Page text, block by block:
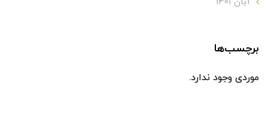
برچسب‌ها
موردی وجود ندارد.